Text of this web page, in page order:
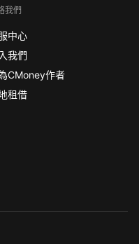
我們
中心
我們
CMoney作者
租借